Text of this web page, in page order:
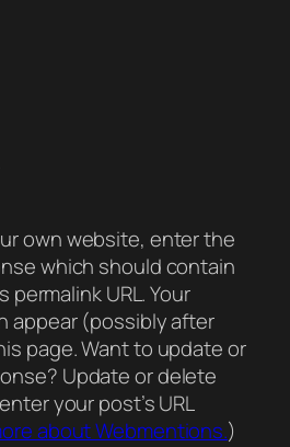
own website, enter the
which should contain
permalink URL. Your
appear (possibly after
page. Want to update or
Update or delete
your post’s URL
about Webmentions.)